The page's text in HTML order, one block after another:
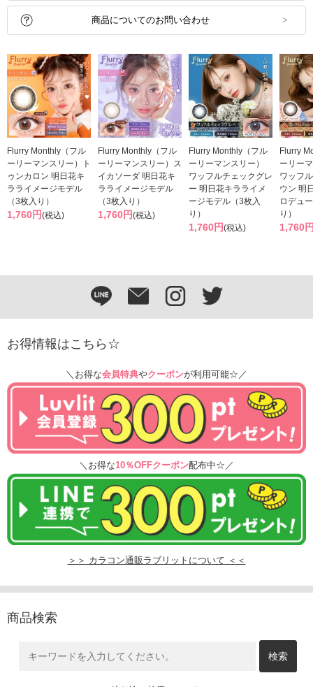
商品についてのお問い合わせ
Flurry Monthly（フル
ーリーマンスリー）ト
ゥンカロン 明日花キ
ラライメージモデル
（3枚入り）
1,760円(税込)
Flurry Monthly（フル
ーリーマンスリー）ス
イカソーダ 明日花キ
ラライメージモデル
（3枚入り）
1,760円(税込)
Flurry Monthly（フル
ーリーマンスリー）
ワッフルチェックグレ
ー 明日花キラライメ
ージモデル（3枚入
り）
1,760円(税込)
Flurry
ーリー
ワッフ
ウン 明
ロデュ
り）
1,760
お得情報はこちら☆
＼お得な会員特典やクーポンが利用可能☆／
＼お得な10％OFFクーポン配布中☆／
＞＞ カラコン通販ラブリットについて ＜＜
商品検索